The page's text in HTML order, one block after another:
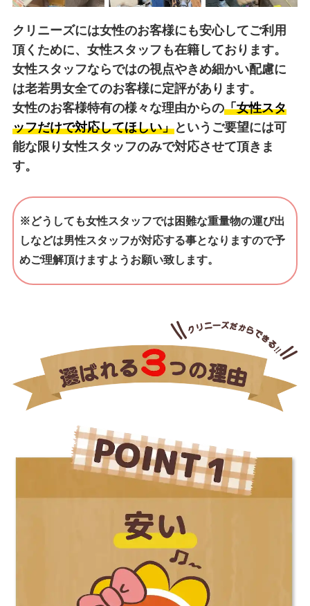
クリニーズには女性のお客様にも安心してご利用
頂くために、女性スタッフも在籍しております。
女性スタッフならではの視点やきめ細かい配慮に
は老若男女全てのお客様に定評があります。
女性のお客様特有の様々な理由からの「女性スタ
ッフだけで対応してほしい」というご要望には可
能な限り女性スタッフのみで対応させて頂きま
す。
※どうしても女性スタッフでは困難な重量物の運び出
しなどは男性スタッフが対応する事となりますので予
めご理解頂けますようお願い致します。